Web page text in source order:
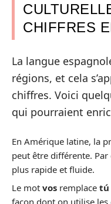
CHIFFRES
La langue
régions, et cela
chiffres. Voici
qui pourraient
En Amérique latine, la
peut être différente.
plus rapide et fluide.
Le mot vos remplace tú
façon dont on utilise les